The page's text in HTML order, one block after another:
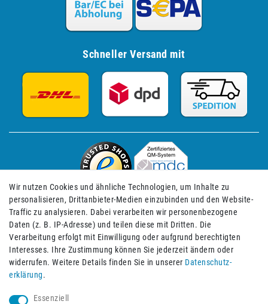
Schneller Versand mit
Impressum Daten­schutz­erklärung AGB
Wir nutzen Cookies und ähnliche Technologien, um Inhalte zu
personalisieren, Drittanbieter-Medien einzubinden und den Website-
Traffic zu analysieren. Dabei verarbeiten wir personenbezogene
Daten (z. B. IP-Adresse) und teilen diese mit Dritten. Die
Verarbeitung erfolgt mit Einwilligung oder aufgrund berechtigten
Interesses. Ihre Zustimmung können Sie jederzeit ändern oder
widerrufen. Weitere Details finden Sie in unserer Daten­schutz­
erklärung.
Essenziell